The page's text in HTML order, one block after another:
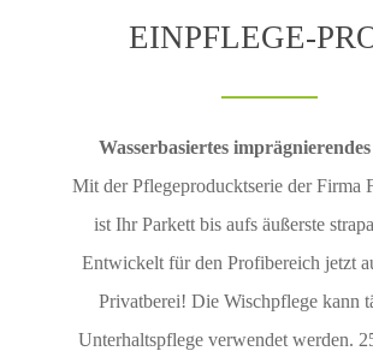
EINPFLEGE-
Wasserbasiertes
Mit der Pflegeproducktserie der Firma
ist Ihr Parkett bis aufs äußerste
Entwickelt für den Profibereich jetzt
Privatberei! Die Wischpflege kann
Unterhaltspflege verwendet werden.